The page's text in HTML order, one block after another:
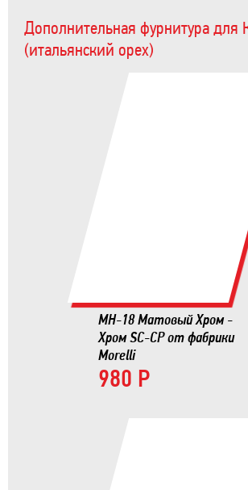
Дополнительная фурнитура для
(итальянский орех)
MH-18 Матовый Хром -
Хром SC-CP от фабрики
Morelli
980 Р